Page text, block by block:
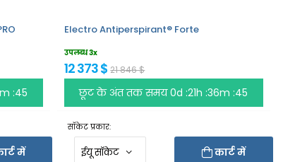
:45
में
Electro Antiperspirant® Forte
उपलब्ध 3x
12 373 $ 21 846 $
छूट के अंत तक समय0d :21h :36m :45
सॉकेट प्रकार:
कार्ट में